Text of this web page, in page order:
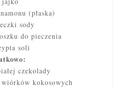
(płaska)
sody
do pieczenia
soli
czekolady
kokosowych